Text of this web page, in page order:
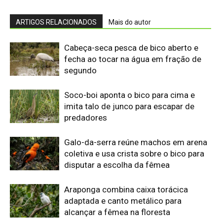
ARTIGOS RELACIONADOS Mais do autor
Cabeça-seca pesca de bico aberto e
fecha ao tocar na água em fração de
segundo
Soco-boi aponta o bico para cima e
imita talo de junco para escapar de
predadores
Galo-da-serra reúne machos em arena
coletiva e usa crista sobre o bico para
disputar a escolha da fêmea
Araponga combina caixa torácica
adaptada e canto metálico para
alcançar a fêmea na floresta